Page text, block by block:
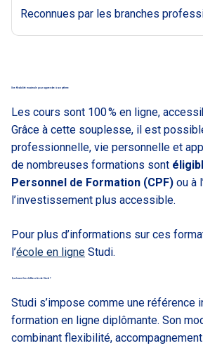
Reconnues par les branches
Une flexibilité maximale pour apprendre à son rythme
Les cours sont 100 % en ligne,
Grâce à cette souplesse, il est
professionnelle, vie personnelle et
de nombreuses formations sont
Personnel de Formation (CPF) ou à
l’investissement plus accessible.
Pour plus d’informations sur ces
l’école en ligne Studi.
Quels sont les chiffres clés de Studi ?
Studi s’impose comme une référence
formation en ligne diplômante. Son
combinant flexibilité,